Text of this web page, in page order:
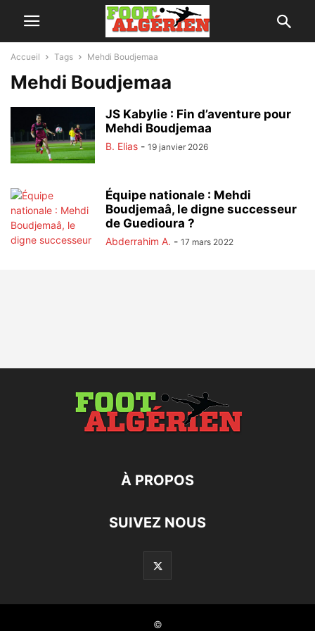
Accueil Tags Mehdi Boudjemaa
Mehdi Boudjemaa
JS Kabylie : Fin d’aventure pour
Mehdi Boudjemaa
B. Elias - 19 janvier 2026
Équipe nationale : Mehdi
Boudjemaâ, le digne successeur
de Guedioura ?
Abderrahim A. - 17 mars 2022
À PROPOS
SUIVEZ NOUS
©